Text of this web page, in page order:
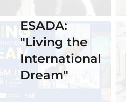
ESADA:
"Living the
International
Dream"